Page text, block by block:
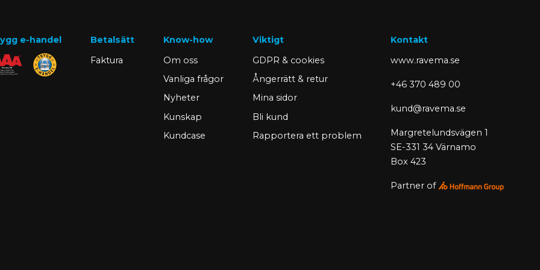
e-handel
Betalsätt
Faktura
Know-how
Om oss
Vanliga frågor
Nyheter
Kunskap
Kundcase
Viktigt
GDPR & cookies
Ångerrätt & retur
Mina sidor
Bli kund
Rapportera ett problem
Kontakt
www.ravema.se
+46 370 489 00
kund@ravema.se
Margretelundsvägen 1
SE-331 34 Värnamo
Box 423
Partner of